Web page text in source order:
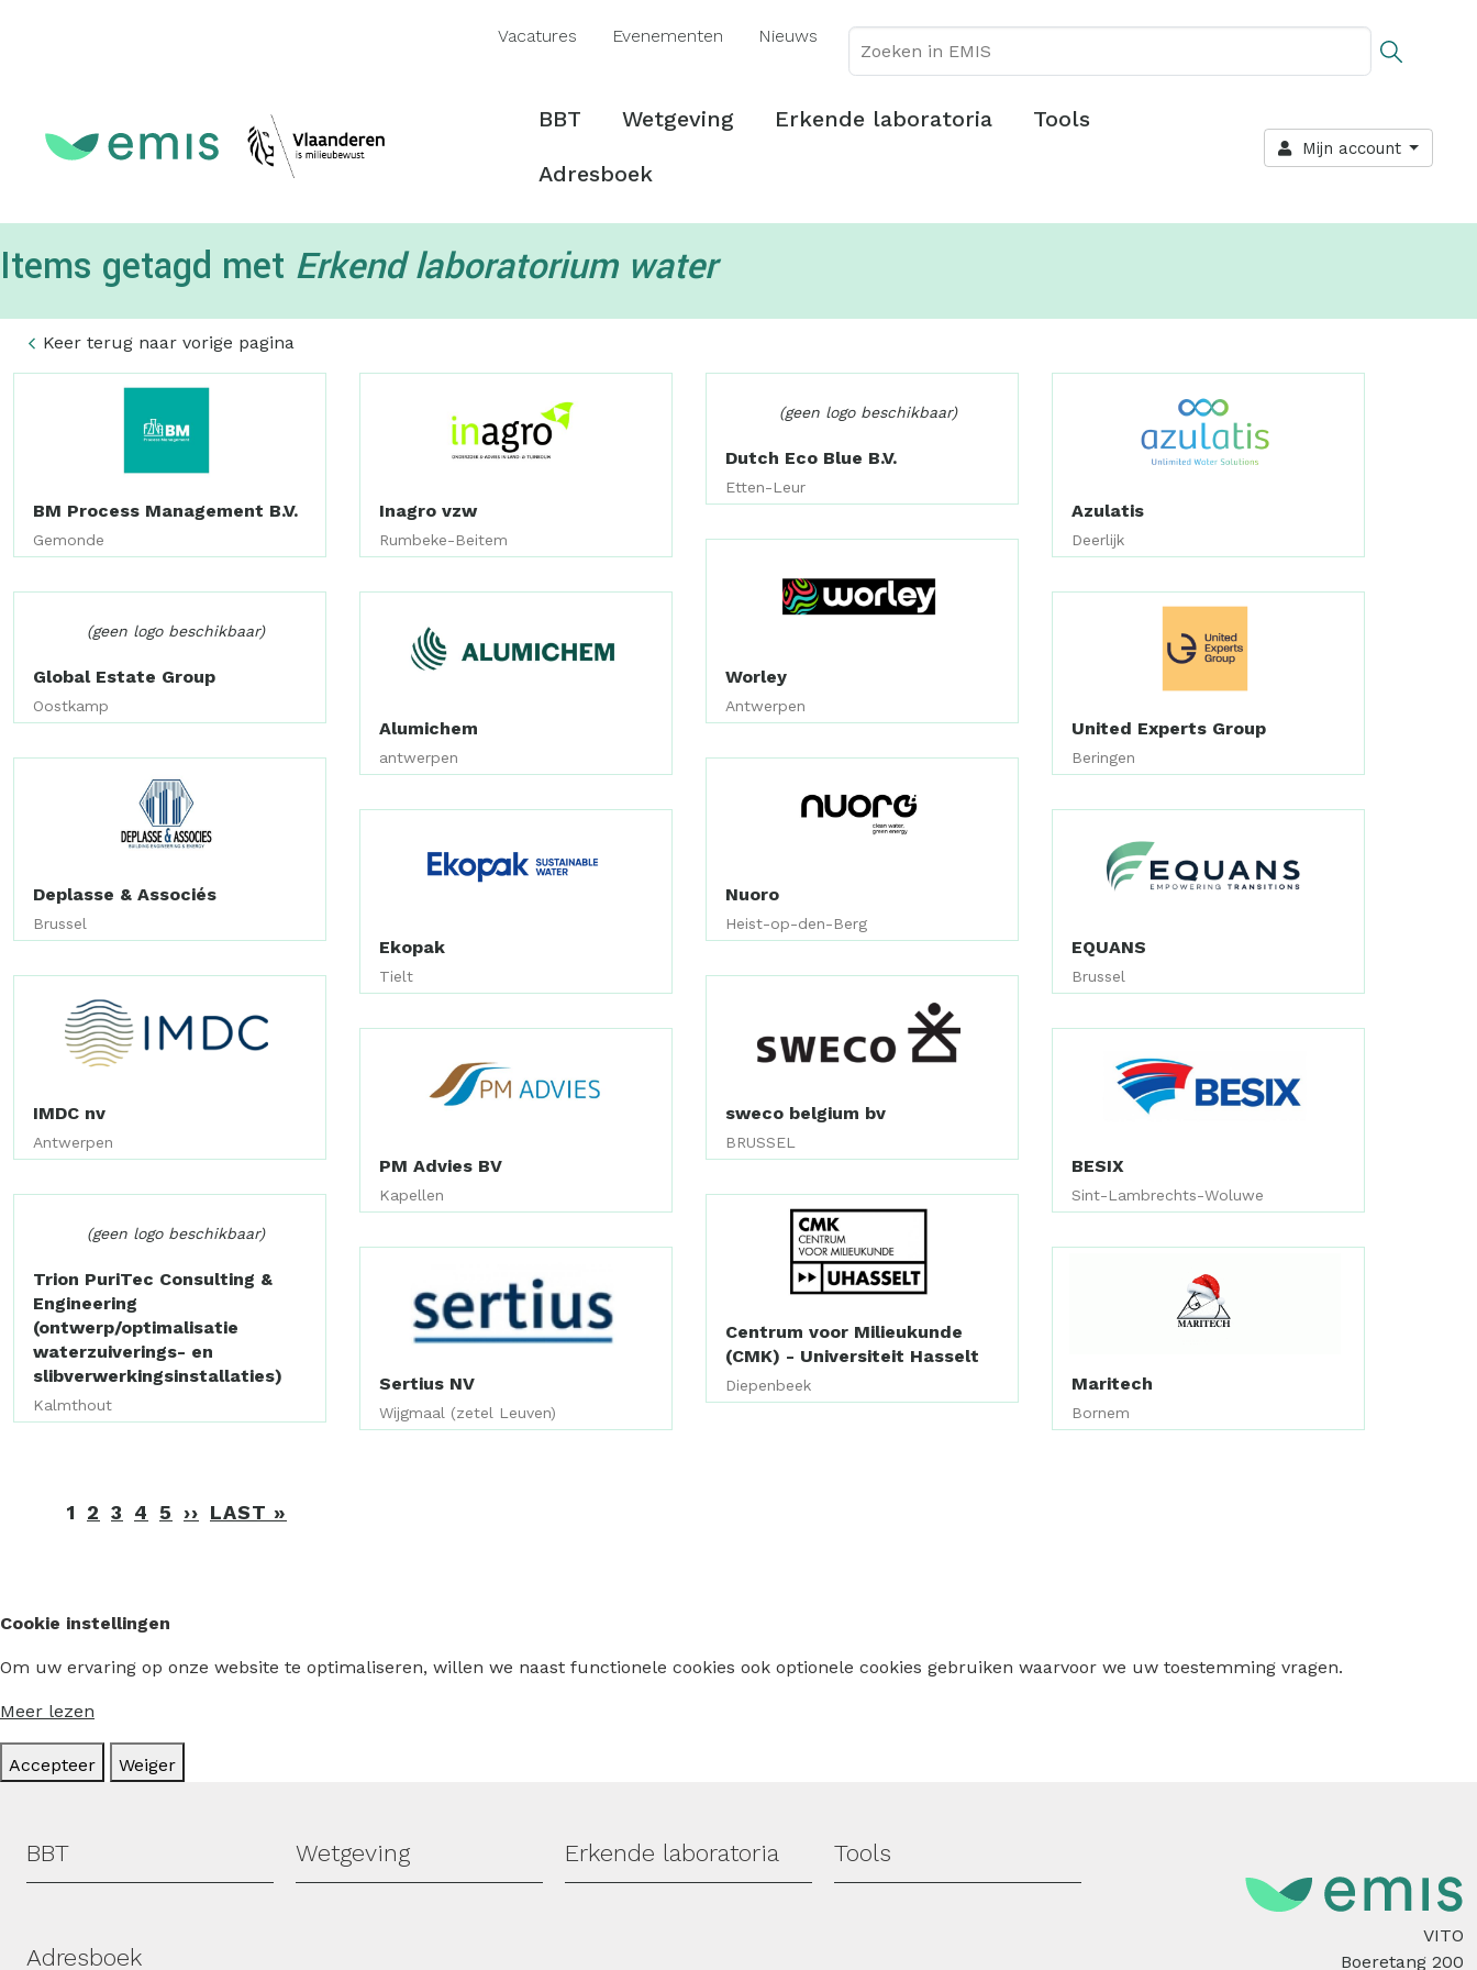
inhoud
Vacatures Evenementen Nieuws
Hoofdmenu
BBT Wetgeving Erkende laboratoria Tools
Adresboek
Mijn account
Items getagd met Erkend laboratorium water
Keer terug naar vorige pagina
BM Process Management B.V.
Gemonde
Inagro vzw
Rumbeke-Beitem
(geen logo beschikbaar)
Dutch Eco Blue B.V.
Etten-Leur
Azulatis
Deerlijk
Worley
Antwerpen
(geen logo beschikbaar)
Global Estate Group
Oostkamp
Alumichem
antwerpen
United Experts Group
Beringen
Deplasse & Associés
Brussel
Nuoro
Heist-op-den-Berg
Ekopak
Tielt
EQUANS
Brussel
IMDC nv
Antwerpen
sweco belgium bv
BRUSSEL
PM Advies BV
Kapellen
BESIX
Sint-Lambrechts-Woluwe
(geen logo beschikbaar)
Trion PuriTec Consulting &
Engineering
(ontwerp/optimalisatie
waterzuiverings- en
slibverwerkingsinstallaties)
Kalmthout
Centrum voor Milieukunde
(CMK) - Universiteit Hasselt
Diepenbeek
Sertius NV
Wijgmaal (zetel Leuven)
Maritech
Bornem
Paginering
1 2 3 4 5 ›› VOLGENDE
LAST »
Cookie instellingen
Om uw ervaring op onze website te optimaliseren, willen we naast functionele cookies ook optionele cookies gebruiken waarvoor we uw toestemming vragen.
Meer lezen
Accepteer Weiger
Hoofdmenu
BBT Wetgeving Erkende laboratoria Tools
Adresboek
VITO
Boeretang 200